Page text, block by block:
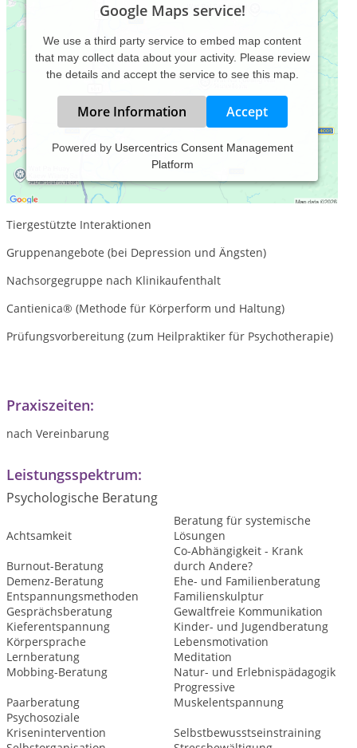
Google Maps service!
We use a third party service to embed map content
that may collect data about your activity. Please review
the details and accept the service to see this map.
More Information Accept
Powered by Usercentrics Consent Management
Platform
Psychotherapie & Beratung
Pädagogisch-psychologische Beratung
Tiergestützte Interaktionen
Gruppenangebote (bei Depression und Ängsten)
Nachsorgegruppe nach Klinikaufenthalt
Cantienica® (Methode für Körperform und Haltung)
Prüfungsvorbereitung (zum Heilpraktiker für Psychotherapie)
Praxiszeiten:
nach Vereinbarung
Leistungsspektrum:
Psychologische Beratung
Achtsamkeit
Beratung für systemische
Lösungen
Burnout-Beratung
Co-Abhängigkeit - Krank
durch Andere?
Demenz-Beratung
Ehe- und Familienberatung
Entspannungsmethoden
Familienskulptur
Gesprächsberatung
Gewaltfreie Kommunikation
Kieferentspannung
Kinder- und Jugendberatung
Körpersprache
Lebensmotivation
Lernberatung
Meditation
Mobbing-Beratung
Natur- und Erlebnispädagogik
Paarberatung
Progressive
Muskelentspannung
Psychosoziale
Krisenintervention
Selbstbewusstseinstraining